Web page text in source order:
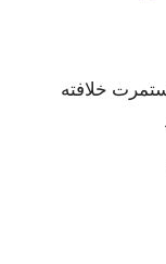
خلافته